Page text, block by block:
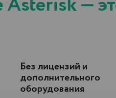
Без лицензий и
дополнительного
оборудования